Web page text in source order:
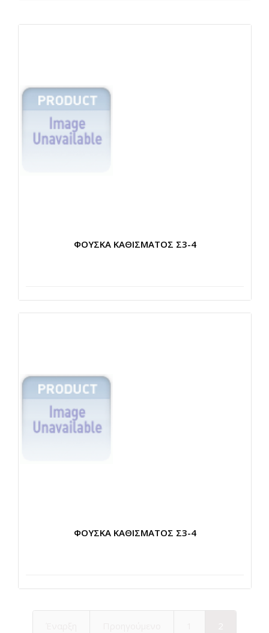
ΦΟΥΣΚΑ ΚΑΘΙΣΜΑΤΟΣ Σ3-4
ΦΟΥΣΚΑ ΚΑΘΙΣΜΑΤΟΣ Σ3-4